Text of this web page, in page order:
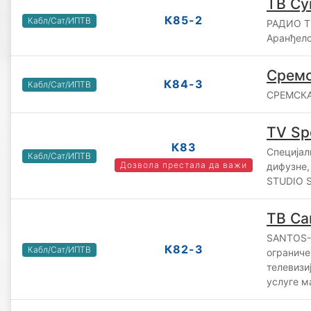
Кабл/Сат/ИПТВ К85-2
ТВ
РАДИО
Кабл/Сат/ИПТВ К84-3
Кабл/Сат/ИПТВ
К83
Дозвола престала да важи
TV
STUDIO
Кабл/Сат/ИПТВ К82-3
ТВ
услуге